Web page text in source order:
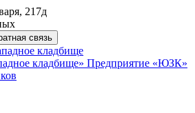
217д
связь
кладбище» Предприятие «ЮЗК»